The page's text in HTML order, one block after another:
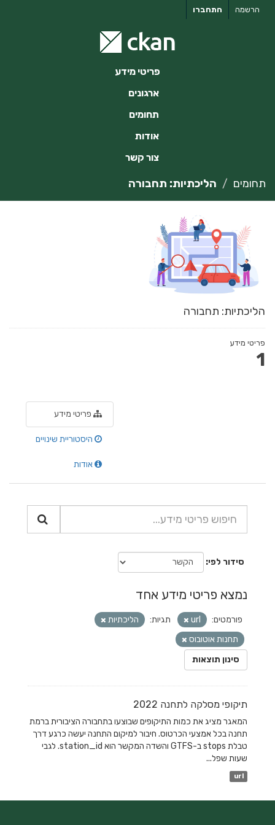
התחברו הרשמה
פריטי מידע
ארגונים
תחומים
אודות
צור קשר
תחומים הליכתיות: תחבורה
הליכתיות: תחבורה
פריטי מידע
1
פריטי מידע
היסטוריית שינויים
אודות
סידור לפי
נמצא פריטי מידע אחד
פורמטים: url תגיות:
הליכתיות
תחנות אוטובוס
סינון תוצאות
תיקופי מסלקה לתחנה 2022
המאגר מציג את כמות התיקופים שבוצעו בתחבורה הציבורית ברמת
תחנה בכל אמצעי הכרטוס. חיבור למיקום התחנה יעשה כרגע דרך
טבלת stops ב-GTFS והשדה המקשר הוא station_id. לגבי
שעות שפל...
url